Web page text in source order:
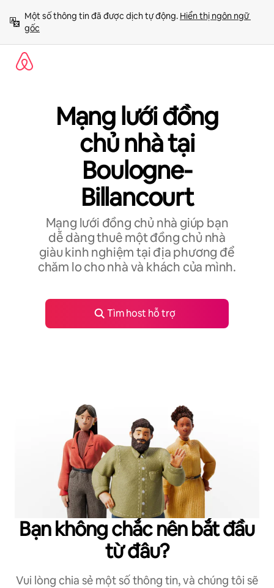
đến
dung
Một số thông tin đã được dịch tự động. Hiển thị ngôn ngữ
gốc
Mạng lưới đồng
chủ nhà tại
Boulogne-
Billancourt
Mạng lưới đồng chủ nhà giúp bạn
dễ dàng thuê một đồng chủ nhà
giàu kinh nghiệm tại địa phương để
chăm lo cho nhà và khách của mình.
Tìm host hỗ trợ
Bạn không chắc nên bắt đầu
từ đâu?
Vui lòng chia sẻ một số thông tin, và chúng tôi sẽ